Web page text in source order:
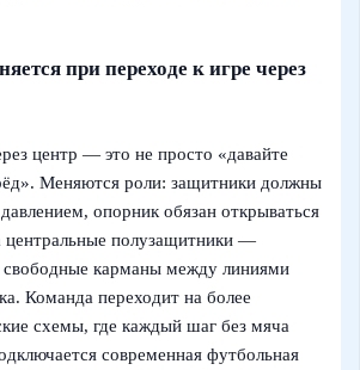
при переходе к игре через
центр — это не просто «давайте
Меняются роли: защитники должны
опорник обязан открываться
полузащитники —
свободные карманы между линиями
Команда переходит на более
схемы, где каждый шаг без мяча
современная футбольная